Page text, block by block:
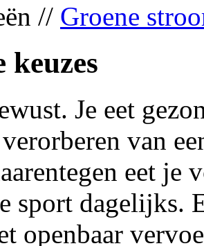
// Groene
keuzes
Je eet
van
eet je
sport dagelijks.
openbaar